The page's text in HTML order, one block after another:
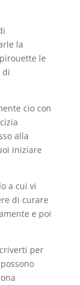
la
le
di
cio con
alla
iniziare
a cui vi
di curare
e poi
per